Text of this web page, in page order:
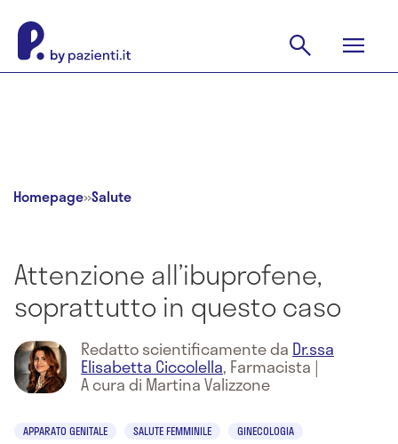
Homepage»Salute
Attenzione all’ibuprofene,
soprattutto in questo caso
Redatto scientificamente da Dr.ssa
Elisabetta Ciccolella, Farmacista |
A cura di Martina Valizzone
APPARATO GENITALE SALUTE FEMMINILE
GINECOLOGIA